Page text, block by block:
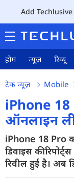
Add
होम न्यूज़ रिव्यू
टेक न्यूज़ Mobile
iPhone
ऑनलाइन
iPhone 18 Pro
डिवाइस की
रिवील हुई है।